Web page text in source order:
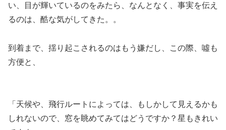
い、目が輝いているのをみたら、なんとなく、事実を伝え
るのは、酷な気がしてきた。。
到着まで、揺り起こされるのはもう嫌だし、この際、噓も
方便と、
「天候や、飛行ルートによっては、もしかして見えるかも
しれないので、窓を眺めてみてはどうですか？星もきれい